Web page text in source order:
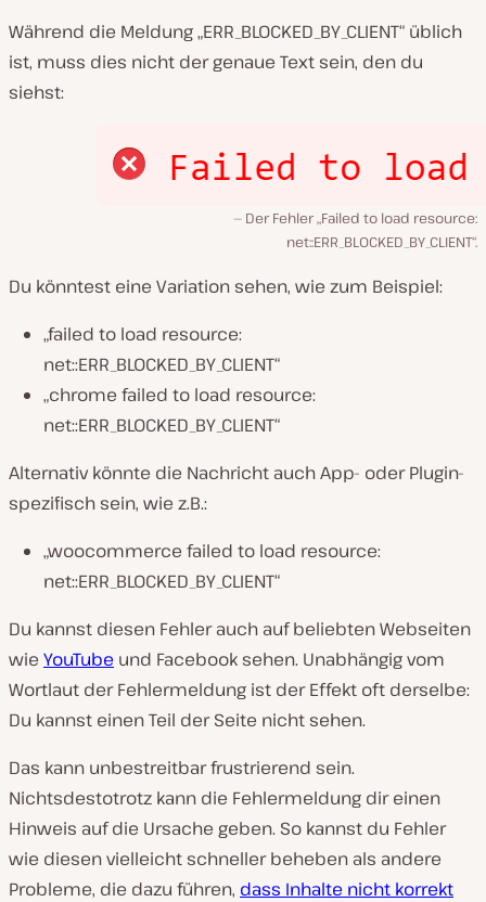
Während die Meldung „ERR_BLOCKED_BY_CLIENT“ üblich
ist, muss dies nicht der genaue Text sein, den du
siehst:
Der Fehler „Failed to load resource:
net::ERR_BLOCKED_BY_CLIENT“.
Du könntest eine Variation sehen, wie zum Beispiel:
„failed to load resource:
net::ERR_BLOCKED_BY_CLIENT“
„chrome failed to load resource:
net::ERR_BLOCKED_BY_CLIENT“
Alternativ könnte die Nachricht auch App- oder Plugin-
spezifisch sein, wie z.B.:
„woocommerce failed to load resource:
net::ERR_BLOCKED_BY_CLIENT“
Du kannst diesen Fehler auch auf beliebten Webseiten
wie YouTube und Facebook sehen. Unabhängig vom
Wortlaut der Fehlermeldung ist der Effekt oft derselbe:
Du kannst einen Teil der Seite nicht sehen.
Das kann unbestreitbar frustrierend sein.
Nichtsdestotrotz kann die Fehlermeldung dir einen
Hinweis auf die Ursache geben. So kannst du Fehler
wie diesen vielleicht schneller beheben als andere
Probleme, die dazu führen, dass Inhalte nicht korrekt